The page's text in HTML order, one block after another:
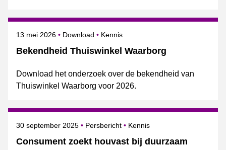
Bekendheid Thuiswinkel Waarborg
Gepubliceerd op
13 mei 2026 Download Onderwerpen
Kennis
Download het onderzoek over de bekendheid van
Thuiswinkel Waarborg voor 2026.
Consument zoekt houvast bij duurzaam
Gepubliceerd op
30 september 2025 Categorie
Persbericht Onderwerpen
Kennis